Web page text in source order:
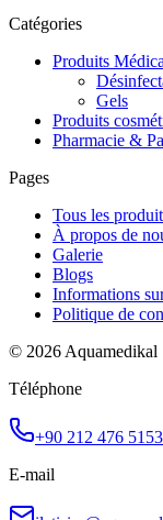
Catégories
Produits
Gels
Produits
Pharmacie &
Pages
Tous les
À propos de
Galerie
Blogs
Informations
Politique de
© 2026 Aquamedikal
Téléphone
+90 212 476 5153
E-mail